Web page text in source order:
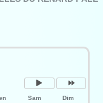
Sam Dim